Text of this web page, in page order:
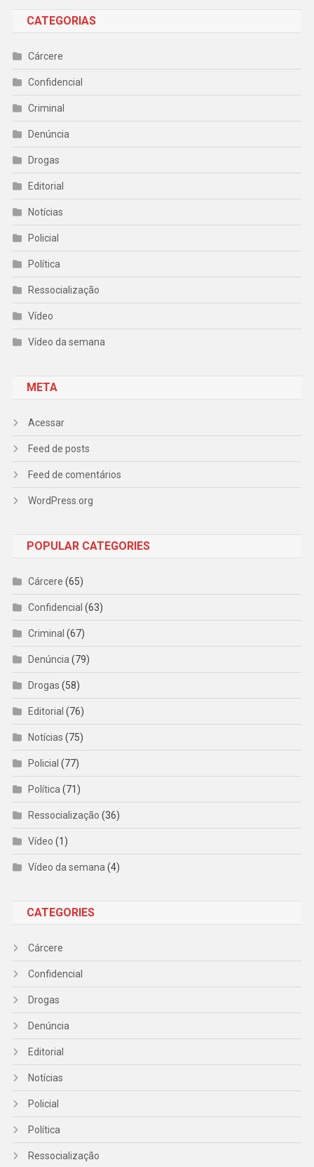
CATEGORIAS
Cárcere
Confidencial
Criminal
Denúncia
Drogas
Editorial
Notícias
Policial
Política
Ressocialização
Vídeo
Vídeo da semana
META
Acessar
Feed de posts
Feed de comentários
WordPress.org
POPULAR CATEGORIES
Cárcere (65)
Confidencial (63)
Criminal (67)
Denúncia(79)
Drogas (58)
Editorial (76)
Notícias (75)
Policial (77)
Política(71)
Ressocialização (36)
Vídeo (1)
Vídeo da semana(4)
CATEGORIES
Cárcere
Confidencial
Drogas
Denúncia
Editorial
Notícias
Policial
Política
Ressocialização